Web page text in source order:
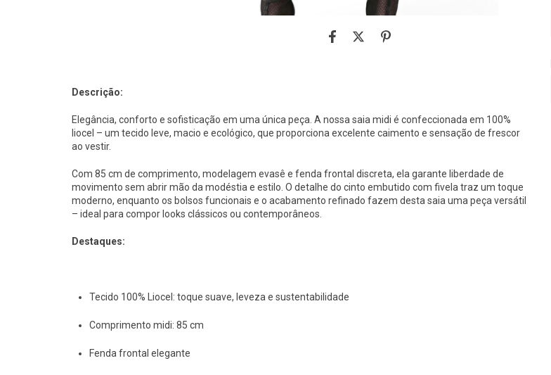
Descrição:
Elegância, conforto e sofisticação em uma única peça. A nossa saia midi é confeccionada em 100%
liocel – um tecido leve, macio e ecológico, que proporciona excelente caimento e sensação de frescor
ao vestir.
Com 85 cm de comprimento, modelagem evasê e fenda frontal discreta, ela garante liberdade de
movimento sem abrir mão da modéstia e estilo. O detalhe do cinto embutido com fivela traz um toque
moderno, enquanto os bolsos funcionais e o acabamento refinado fazem desta saia uma peça versátil
– ideal para compor looks clássicos ou contemporâneos.
Destaques:
Tecido 100% Liocel: toque suave, leveza e sustentabilidade
Comprimento midi: 85 cm
Fenda frontal elegante